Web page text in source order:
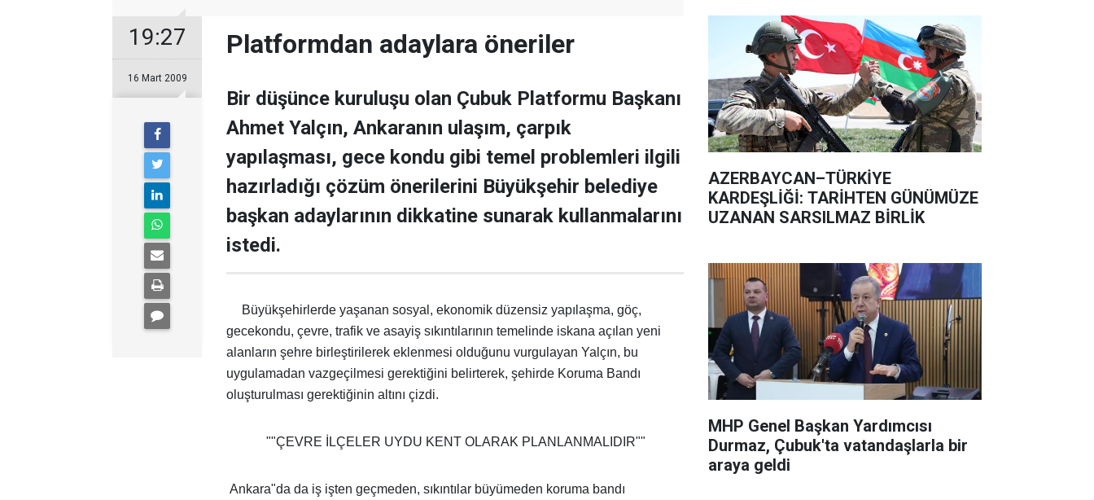
19:27
16 Mart 2009
Platformdan adaylara öneriler
Bir düşünce kuruluşu olan Çubuk Platformu Başkanı
Ahmet Yalçın, Ankaranın ulaşım, çarpık
yapılaşması, gece kondu gibi temel problemleri ilgili
hazırladığı çözüm önerilerini Büyükşehir belediye
başkan adaylarının dikkatine sunarak kullanmalarını
istedi.
Büyükşehirlerde yaşanan sosyal, ekonomik düzensiz yapılaşma, göç,
gecekondu, çevre, trafik ve asayiş sıkıntılarının temelinde iskana açılan yeni
alanların şehre birleştirilerek eklenmesi olduğunu vurgulayan Yalçın, bu
uygulamadan vazgeçilmesi gerektiğini belirterek, şehirde Koruma Bandı
oluşturulması gerektiğinin altını çizdi.
""ÇEVRE İLÇELER UYDU KENT OLARAK PLANLANMALIDIR""
Ankara"da da iş işten geçmeden, sıkıntılar büyümeden koruma bandı
AZERBAYCAN–TÜRKİYE
KARDEŞLİĞİ: TARİHTEN GÜNÜMÜZE
UZANAN SARSILMAZ BİRLİK
MHP Genel Başkan Yardımcısı
Durmaz, Çubuk'ta vatandaşlarla bir
araya geldi